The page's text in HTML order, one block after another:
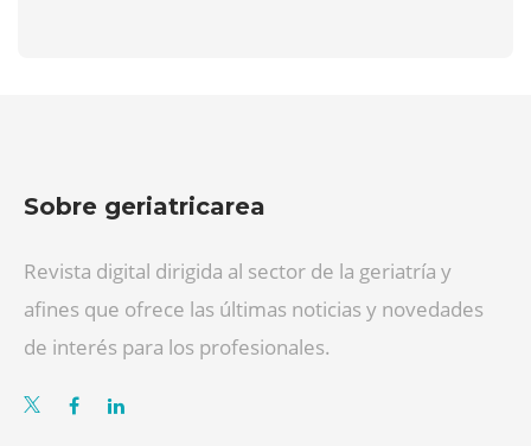
Sobre geriatricarea
Revista digital dirigida al sector de la geriatría y
afines que ofrece las últimas noticias y novedades
de interés para los profesionales.